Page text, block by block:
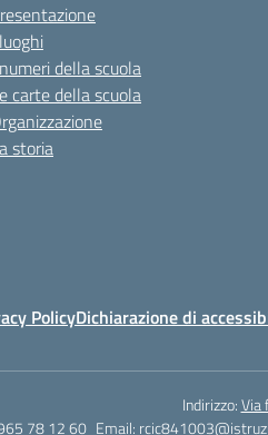
della scuola
carte della scuola
storia
PolicyDichiarazione di
Indirizzo:Via
78 12 60 Email: